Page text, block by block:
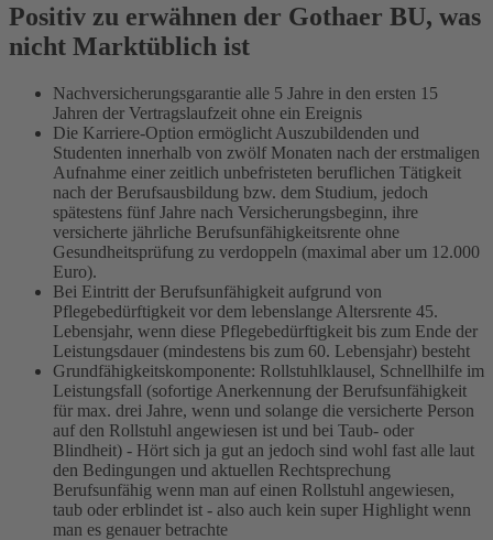
Positiv zu erwähnen der Gothaer BU, was
nicht Marktüblich ist
Nachversicherungsgarantie alle 5 Jahre in den ersten 15
Jahren der Vertragslaufzeit ohne ein Ereignis
Die Karriere-Option ermöglicht Auszubildenden und
Studenten innerhalb von zwölf Monaten nach der erstmaligen
Aufnahme einer zeitlich unbefristeten beruflichen Tätigkeit
nach der Berufsausbildung bzw. dem Studium, jedoch
spätestens fünf Jahre nach Versicherungsbeginn, ihre
versicherte jährliche Berufsunfähigkeitsrente ohne
Gesundheitsprüfung zu verdoppeln (maximal aber um 12.000
Euro).
Bei Eintritt der Berufsunfähigkeit aufgrund von
Pflegebedürftigkeit vor dem lebenslange Altersrente 45.
Lebensjahr, wenn diese Pflegebedürftigkeit bis zum Ende der
Leistungsdauer (mindestens bis zum 60. Lebensjahr) besteht
Grundfähigkeitskomponente: Rollstuhlklausel, Schnellhilfe im
Leistungsfall (sofortige Anerkennung der Berufsunfähigkeit
für max. drei Jahre, wenn und solange die versicherte Person
auf den Rollstuhl angewiesen ist und bei Taub- oder
Blindheit) - Hört sich ja gut an jedoch sind wohl fast alle laut
den Bedingungen und aktuellen Rechtsprechung
Berufsunfähig wenn man auf einen Rollstuhl angewiesen,
taub oder erblindet ist - also auch kein super Highlight wenn
man es genauer betrachte